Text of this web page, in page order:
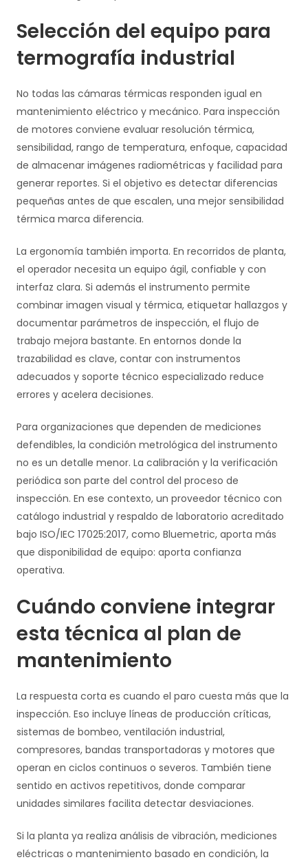
Selección del equipo para
termografía industrial
No todas las cámaras térmicas responden igual en
mantenimiento eléctrico y mecánico. Para inspección
de motores conviene evaluar resolución térmica,
sensibilidad, rango de temperatura, enfoque, capacidad
de almacenar imágenes radiométricas y facilidad para
generar reportes. Si el objetivo es detectar diferencias
pequeñas antes de que escalen, una mejor sensibilidad
térmica marca diferencia.
La ergonomía también importa. En recorridos de planta,
el operador necesita un equipo ágil, confiable y con
interfaz clara. Si además el instrumento permite
combinar imagen visual y térmica, etiquetar hallazgos y
documentar parámetros de inspección, el flujo de
trabajo mejora bastante. En entornos donde la
trazabilidad es clave, contar con instrumentos
adecuados y soporte técnico especializado reduce
errores y acelera decisiones.
Para organizaciones que dependen de mediciones
defendibles, la condición metrológica del instrumento
no es un detalle menor. La calibración y la verificación
periódica son parte del control del proceso de
inspección. En ese contexto, un proveedor técnico con
catálogo industrial y respaldo de laboratorio acreditado
bajo ISO/IEC 17025:2017, como Bluemetric, aporta más
que disponibilidad de equipo: aporta confianza
operativa.
Cuándo conviene integrar
esta técnica al plan de
mantenimiento
La respuesta corta es cuando el paro cuesta más que la
inspección. Eso incluye líneas de producción críticas,
sistemas de bombeo, ventilación industrial,
compresores, bandas transportadoras y motores que
operan en ciclos continuos o severos. También tiene
sentido en activos repetitivos, donde comparar
unidades similares facilita detectar desviaciones.
Si la planta ya realiza análisis de vibración, mediciones
eléctricas o mantenimiento basado en condición, la